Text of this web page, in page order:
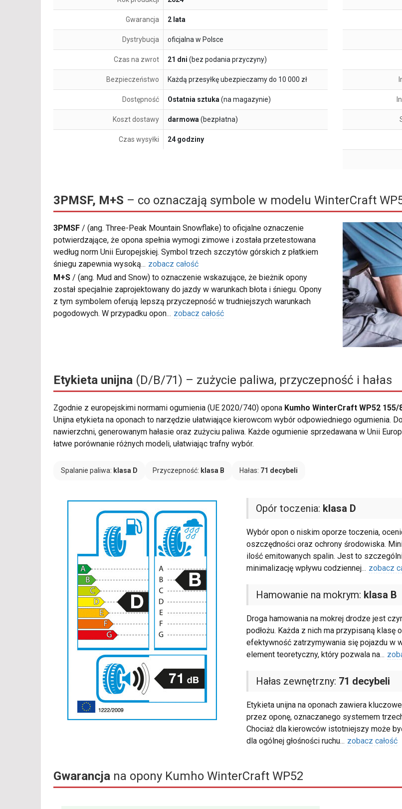
Gwarancja 2 lata
Dystrybucja oficjalna w Polsce
Czas na zwrot 21 dni (bez podania przyczyny)
Bezpieczeństwo Każdą przesyłkę ubezpieczamy do 10 000 zł
Dostępność Ostatnia sztuka(na magazynie)
Koszt dostawy darmowa(bezpłatna)
Czas wysyłki 24 godziny
3PMSF, M+S – co oznaczają symbole w modelu WinterCraft
3PMSF / (ang. Three-Peak Mountain Snowflake) to oficjalne oznaczenie
potwierdzające, że opona spełnia wymogi zimowe i została przetestowana
według norm Unii Europejskiej. Symbol trzech szczytów górskich z płatkiem
śniegu zapewnia wysoką... zobacz całość
M+S / (ang. Mud and Snow) to oznaczenie wskazujące, że bieżnik opony
został specjalnie zaprojektowany do jazdy w warunkach błota i śniegu. Opony
z tym symbolem oferują lepszą przyczepność w trudniejszych warunkach
pogodowych. W przypadku opon... zobacz całość
Etykieta unijna (D/B/71) – zużycie paliwa, przyczepność i hałas
Zgodnie z europejskimi normami ogumienia (UE 2020/740) opona Kumho WinterCraft WP52 155/
Unijna etykieta na oponach to narzędzie ułatwiające kierowcom wybór odpowiedniego ogumienia.
nawierzchni, generowanym hałasie oraz zużyciu paliwa. Każde ogumienie sprzedawana w Unii
łatwe porównanie różnych modeli, ułatwiając trafny wybór.
Spalanie paliwa: klasa D Przyczepność: klasa B Hałas: 71 decybeli
Opór toczenia: klasa D
Wybór opon o niskim oporze toczenia,
oszczędności oraz ochrony środowiska.
ilość emitowanych spalin. Jest to
minimalizację wpływu codziennej... zobacz
Hamowanie na mokrym: klasa B
Droga hamowania na mokrej drodze jest
podłożu. Każda z nich ma przypisaną klasę
efektywność zatrzymywania się pojazdu w
element teoretyczny, który pozwala na...
Hałas zewnętrzny: 71 decybeli
Etykieta unijna na oponach zawiera
przez oponę, oznaczanego systemem
Chociaż dla kierowców istotniejszy może
dla ogólnej głośności ruchu... zobacz całość
Gwarancja na opony Kumho WinterCraft WP52